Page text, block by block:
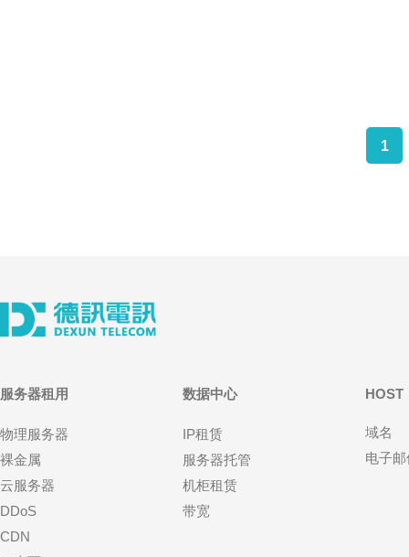
1
服务器租用
物理服务器
裸金属
云服务器
DDoS
CDN
数据中心
IP租赁
服务器托管
机柜租赁
带宽
HOST
域名
电子